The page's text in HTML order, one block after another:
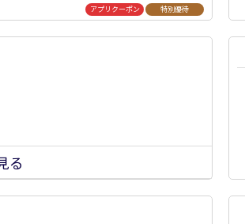
アプリクーポン 特別優待
る